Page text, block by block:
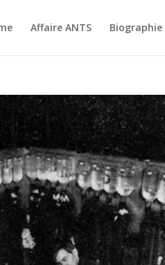
Affaire ANTS Biographie